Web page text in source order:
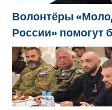
Волонтёры
России» помогут
огнетушителями